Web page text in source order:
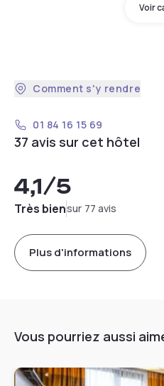
Voir
Comment s'y rendre
01 84 16 15 69
37 avis sur cet hôtel
4,1/5
Très biensur 77 avis
Plus d'informations
Vous pourriez aussi